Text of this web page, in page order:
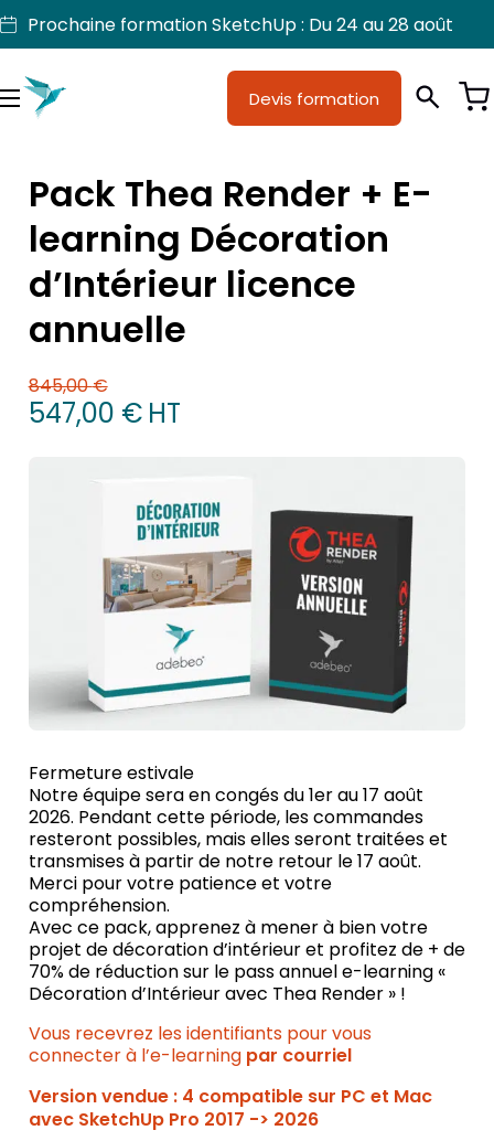
Aller
au
contenu
Prochaine formation SketchUp : Du 24 au 28 août
MenuJe suis
Licences SketchUp
Nos produits
Devis formation
Pack Thea Render + E-
learning Décoration
d’Intérieur licence
annuelle
Fermeture estivale
Notre équipe sera en congés du 1er au 17 août
2026. Pendant cette période, les commandes
resteront possibles, mais elles seront traitées et
transmises à partir de notre retour le 17 août.
Merci pour votre patience et votre
compréhension.
845,00€
Le prix initial était : 845,00 €.
547,00 €Le prix actuel est : 547,00 €.
HT
Avec ce pack, apprenez à mener à bien votre
projet de décoration d’intérieur et profitez de + de
70% de réduction sur le pass annuel e-learning «
Décoration d’Intérieur avec Thea Render » !
Vous recevrez les identifiants pour vous
connecter à l’e-learning par courriel
Version vendue : 4 compatible sur PC et Mac
avec SketchUp Pro 2017 -> 2026